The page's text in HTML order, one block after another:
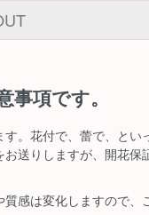
事項です。
。花付で、蕾で、とい
送りしますが、開花保
感は変化しますので、